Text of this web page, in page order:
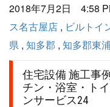
2018年7月2日 4:58
ス名古屋店 , ビルトイ
県 , 知多郡 , 知多郡東
住宅設備 施工事
チン・浴室・ト
ンサービス24